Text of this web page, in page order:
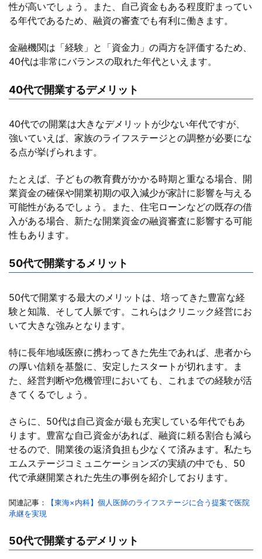
性が高いでしょう。また、自己資金もある程度貯まってい
る年代であるため、融資の審査でも有利に働きます。
金融機関は「経験」と「資金力」の両方を評価するため、
40代は非常にバランスの取れた年代といえます。
40代で開業するデメリット
40代での開業は大きなデメリットが少ない年代ですが、
強いていえば、家族のライフステージとの調整が必要にな
る点が挙げられます。
たとえば、子どもの教育費がかかる時期と重なる場合、開
業資金の確保や開業初期の収入減少が家計に影響を与える
可能性があるでしょう。また、住宅ローンなどの既存の借
入がある場合、新たな開業資金の融資審査に影響する可能
性もあります。
50代で開業するメリット
50代で開業する最大のメリットは、培ってきた豊富な経
験と知識、そして人脈です。これらはクリニック経営にお
いて大きな強みとなります。
特に長年地域医療に携わってきた先生であれば、患者から
の厚い信頼を基盤に、安定したスタートが切れます。ま
た、経営判断や危機管理においても、これまでの経験が活
きてくるでしょう。
さらに、50代は自己資金が最も充実している年代でもあ
ります。豊富な自己資金があれば、融資に頼る割合も減ら
せるので、開業後の返済負担も少なくて済みます。私たち
エムステージコミュニケーションズの実績の中でも、50
代で承継開業された先生の事例を紹介しております。
関連記事：
【東海×内科】個人医師のライフステージに合う提案で医院
承継を実現
50代で開業するデメリット